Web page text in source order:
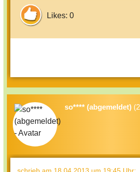
Likes: 0
so**** (abgemeldet)